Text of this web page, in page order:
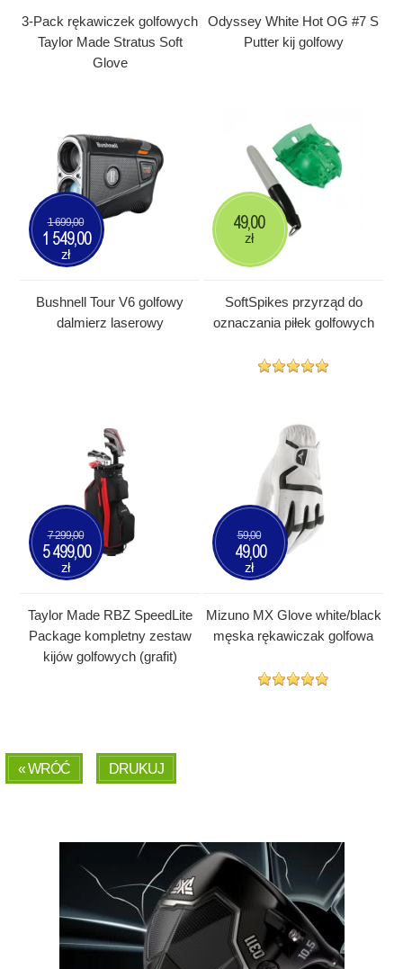
3-Pack rękawiczek golfowych
Taylor Made Stratus Soft
Glove
Odyssey White Hot OG #7 S
Putter kij golfowy
Bushnell Tour V6 golfowy
dalmierz laserowy
1 699,00
1 549,00
zł
SoftSpikes przyrząd do
oznaczania piłek golfowych
49,00
zł
Taylor Made RBZ SpeedLite
Package kompletny zestaw
kijów golfowych (grafit)
7 299,00
5 499,00
zł
Mizuno MX Glove white/black
męska rękawiczak golfowa
59,00
49,00
zł
« WRÓĆ DRUKUJ